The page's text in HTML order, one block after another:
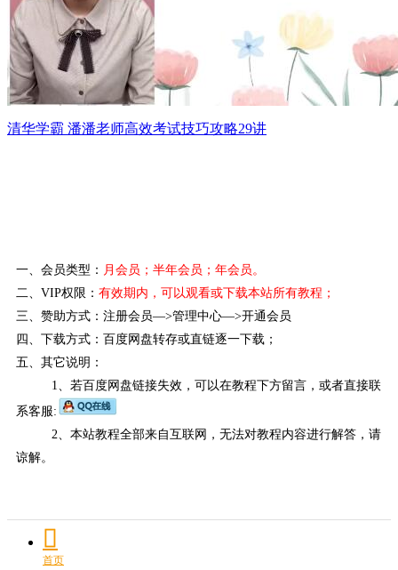
清华学霸 潘潘老师高效考试技巧攻略29讲
一、会员类型： 月会员；半年会员；年会员。
二、VIP权限： 有效期内，可以观看或下载本站所有教程 ；
三、赞助方式：注册会员—>管理中心—>开通会员
四、下载方式：百度网盘转存或直链逐一下载；
五、其它说明：
1、若百度网盘链接失效，可以在教程下方留言，或者直接联
系客服:
2、本站教程全部来自互联网，无法对教程内容进行解答，请
谅解。
首页